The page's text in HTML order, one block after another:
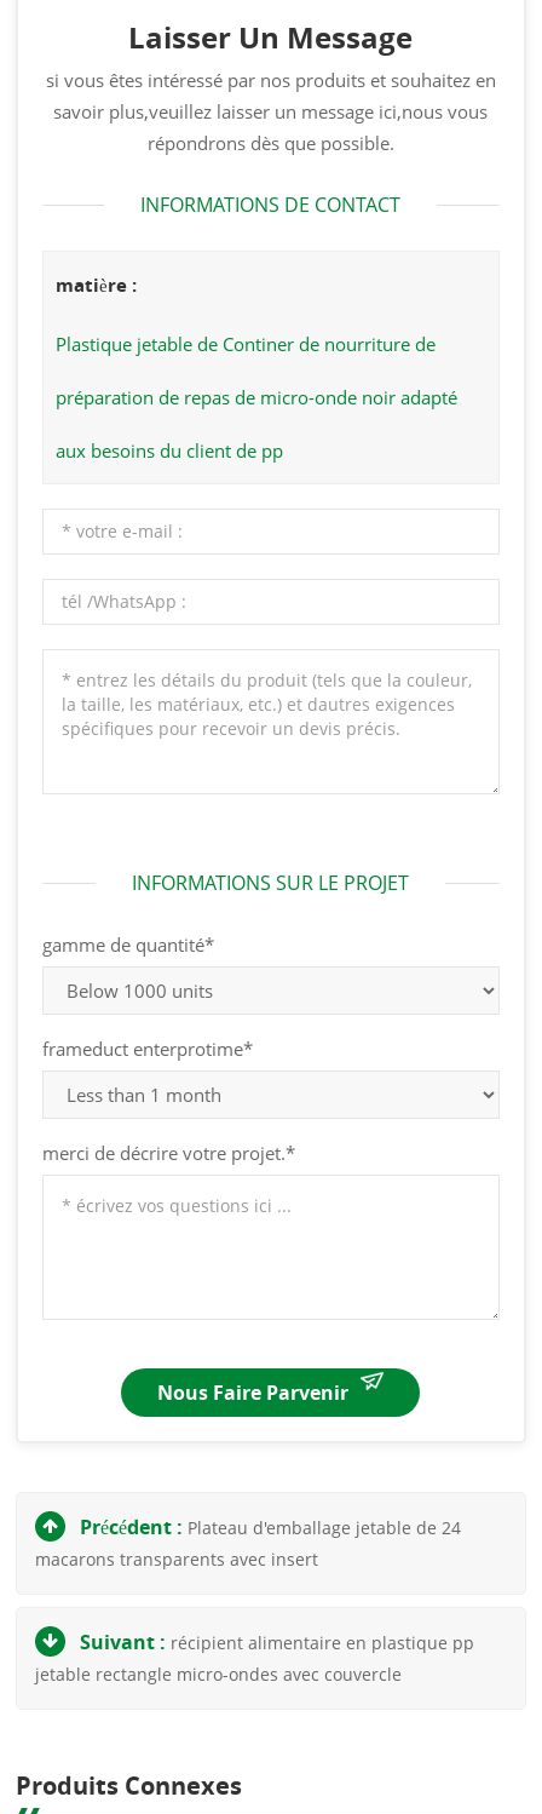
Laisser Un Message
si vous êtes intéressé par nos produits et souhaitez en
savoir plus,veuillez laisser un message ici,nous vous
répondrons dès que possible.
INFORMATIONS DE CONTACT
matière :
Plastique jetable de Continer de nourriture de
préparation de repas de micro-onde noir adapté
aux besoins du client de pp
INFORMATIONS SUR LE PROJET
gamme de quantité*
frameduct enterprotime*
merci de décrire votre projet.*
Nous Faire Parvenir
Précédent : Plateau d'emballage jetable de 24
macarons transparents avec insert
Suivant : récipient alimentaire en plastique pp
jetable rectangle micro-ondes avec couvercle
Produits Connexes